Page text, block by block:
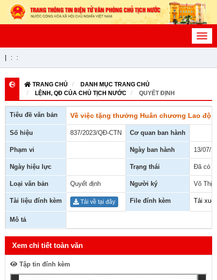
: :
TRANG CHỦ
DANH MỤC TRANG CHỦ
LỆNH, QĐ CỦA CHỦ TỊCH NƯỚC
QUYẾT ĐỊNH
Tiêu đề văn bản Về việc tặng thưởng Huân chương Lao
Số hiệu 837/2023/QĐ-CTN Cơ quan ban hành
Phạm vi Ngày ban hành 13/07/
Ngày hiệu lực Trạng thái Đã có
Loại văn bản Quyết định Người ký Võ Thị
Tài liệu đính kèm Tải về tại đây File đính kèm Tải
Mô tả
Xem chi tiết toàn văn
Tập tin đính kèm